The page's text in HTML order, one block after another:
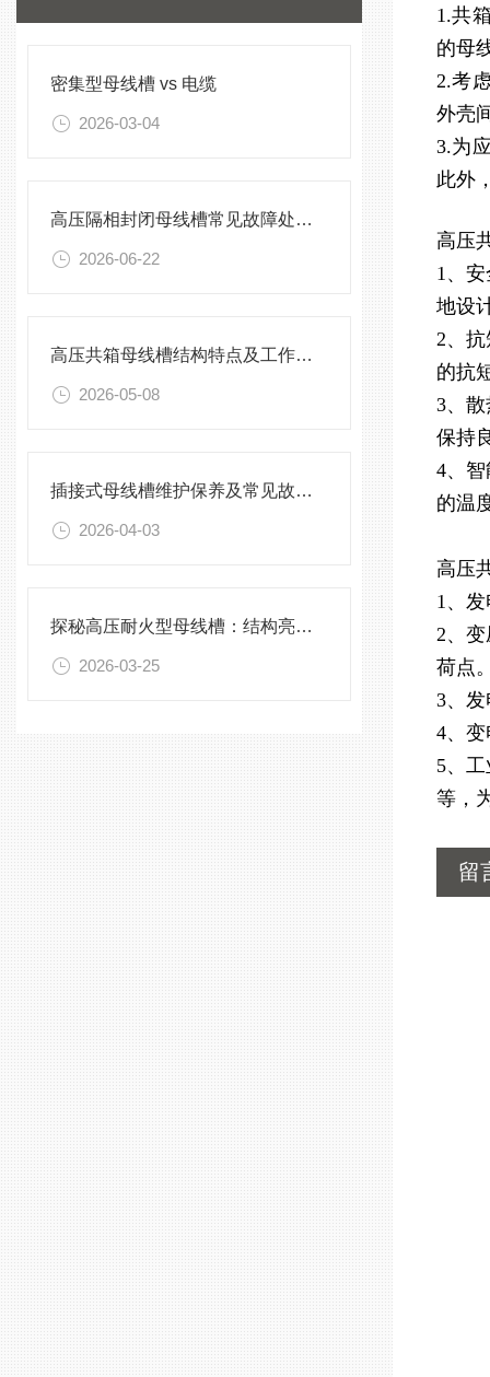
密集型母线槽 vs 电缆
2026-03-04
高压隔相封闭母线槽常见故障处理方案
2026-06-22
高压共箱母线槽结构特点及工作原理
2026-05-08
插接式母线槽维护保养及常见故障处理指南
2026-04-03
探秘高压耐火型母线槽：结构亮点与实用效能
2026-03-25
1.共
的母
2.考
外壳
3.为
此外
高压
1、
地设
2、
的抗
3、
保持
4、
的温
高压
1、
2、
荷点
3、
4、
5、
等，
留